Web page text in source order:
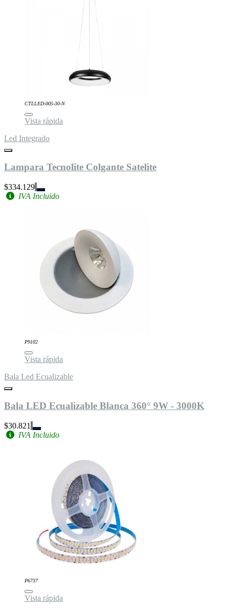
CTLLED-005-30-N
Vista rápida
Led Integrado
Lampara Tecnolite Colgante Satelite
$334.129
IVA Incluido
P9102
Vista rápida
Bala Led Ecualizable
Bala LED Ecualizable Blanca 360° 9W - 3000K
$30.821
IVA Incluido
P6737
Vista rápida